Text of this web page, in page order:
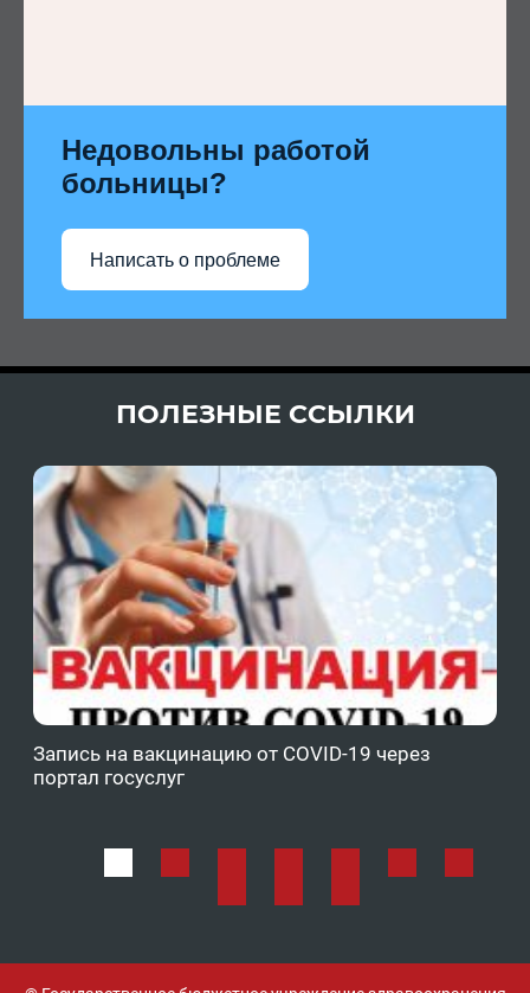
Недовольны работой
больницы?
Написать о проблеме
ПОЛЕЗНЫЕ ССЫЛКИ
Запись на вакцинацию от COVID-19 через
портал госуслуг